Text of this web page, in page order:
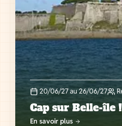
20/06/27 au 26/06/27
Cap sur Belle-île !
En savoir plus